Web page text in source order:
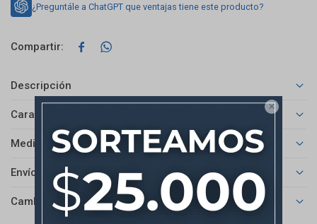

¿Preguntále a ChatGPT que ventajas tiene este producto?
 
Descripción
Características
Medios de pago
Envíos
Cambios y Devoluciones